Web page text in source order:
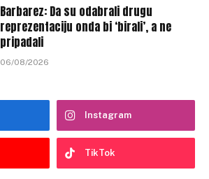
Barbarez: Da su odabrali drugu
reprezentaciju onda bi ‘birali’, a ne
pripadali
06/08/2026
Instagram
TikTok